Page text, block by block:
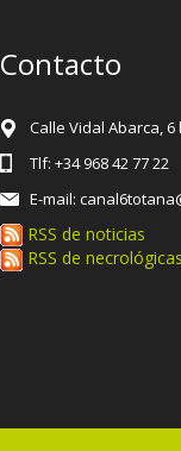
Contacto
Calle Vidal Abarca,
Tlf: +34 968 42 77 22
E-mail:
RSS de noticias
RSS de necrológicas